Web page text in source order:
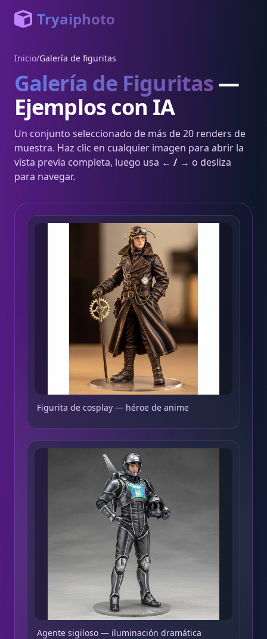
Tryaiphoto
Inicio/Galería de figuritas
Galería de Figuritas—
Ejemplos con IA
Un conjunto seleccionado de más de 20 renders de
muestra. Haz clic en cualquier imagen para abrir la
vista previa completa, luego usa ← / → o desliza
para navegar.
Figurita de cosplay — héroe de anime
Agente sigiloso — iluminación dramática